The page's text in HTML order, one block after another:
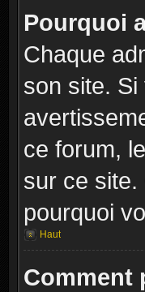
Pourquoi
Chaque
son site.
ce forum,
sur ce site.
pourquoi
Haut
Comment